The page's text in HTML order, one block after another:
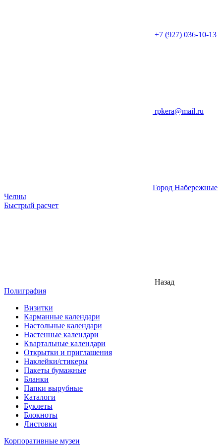
+7 (927) 036-10-13
rpkera@mail.ru
Город Набережные
Челны
Быстрый расчет
Назад
Полиграфия
Визитки
Карманные календари
Настольные календари
Настенные календари
Квартальные календари
Открытки и приглашения
Наклейки/стикеры
Пакеты бумажные
Бланки
Папки вырубные
Каталоги
Буклеты
Блокноты
Листовки
Корпоративные музеи